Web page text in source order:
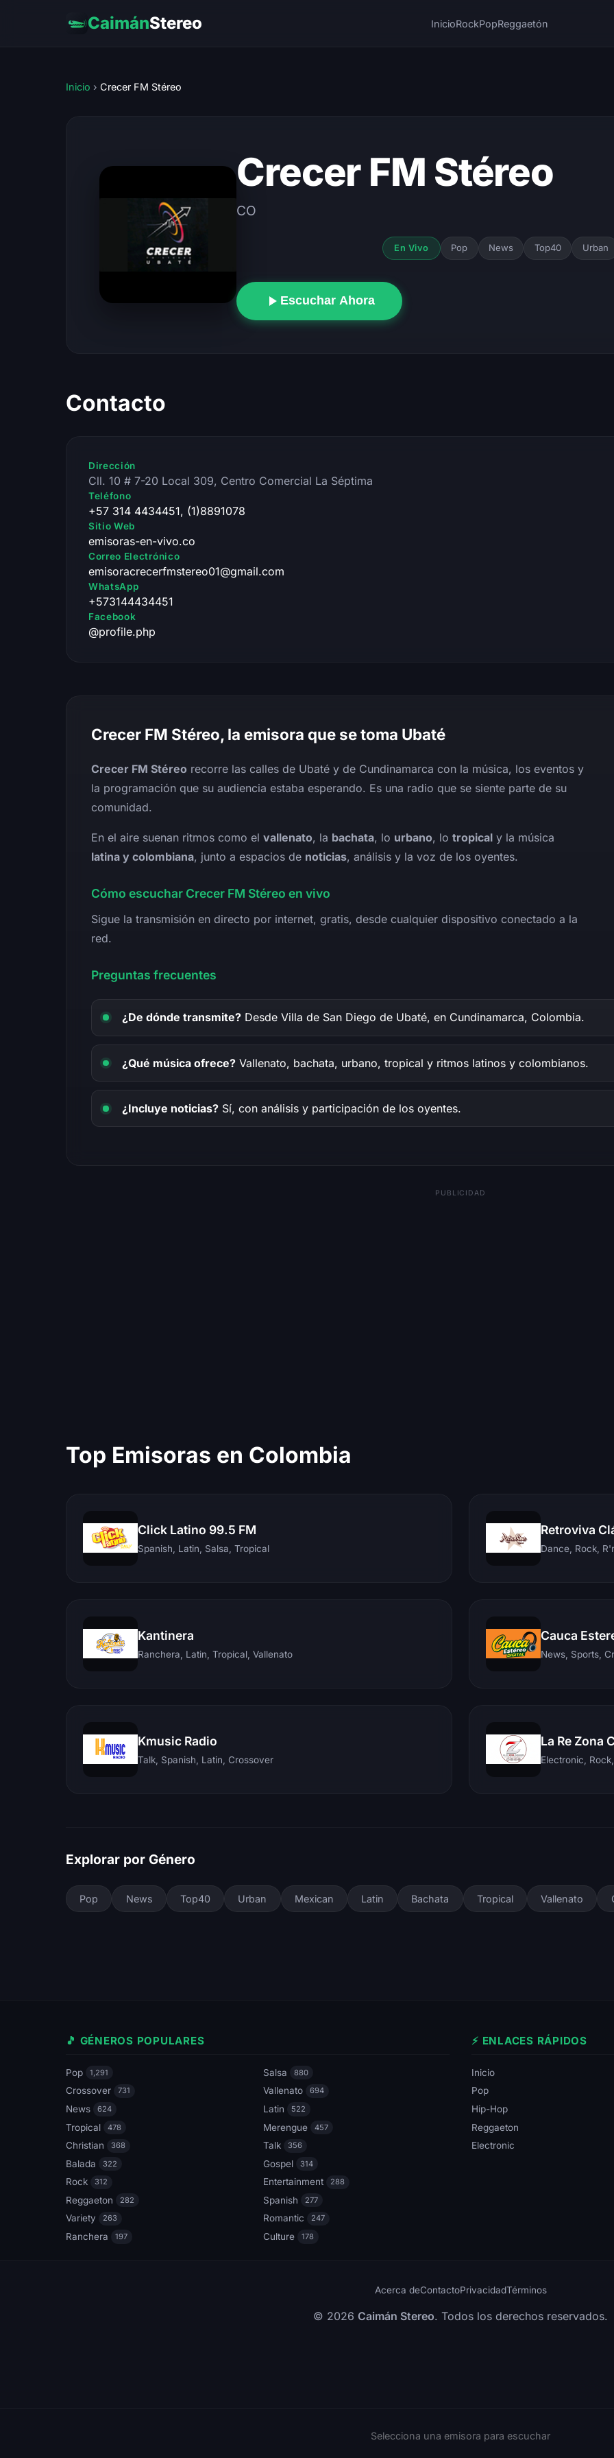
CaimánStereo InicioRockPopReggaetón
Inicio › Crecer FM Stéreo
Crecer FM Stéreo
CO
En Vivo Pop News Top40 Urban
Escuchar Ahora
Contacto
Dirección
Cll. 10 # 7-20 Local 309, Centro Comercial La Séptima
Teléfono
+57 314 4434451, (1)8891078
Sitio Web
emisoras-en-vivo.co
Correo Electrónico
emisoracrecerfmstereo01@gmail.com
WhatsApp
+573144434451
Facebook
@profile.php
Crecer FM Stéreo, la emisora que se toma Ubaté
Crecer FM Stéreo recorre las calles de Ubaté y de Cundinamarca con la música, los eventos y
la programación que su audiencia estaba esperando. Es una radio que se siente parte de su
comunidad.
En el aire suenan ritmos como el vallenato, la bachata, lo urbano, lo tropical y la música
latina y colombiana, junto a espacios de noticias, análisis y la voz de los oyentes.
Cómo escuchar Crecer FM Stéreo en vivo
Sigue la transmisión en directo por internet, gratis, desde cualquier dispositivo conectado a la
red.
Preguntas frecuentes
¿De dónde transmite? Desde Villa de San Diego de Ubaté, en Cundinamarca, Colombia.
¿Qué música ofrece? Vallenato, bachata, urbano, tropical y ritmos latinos y colombianos.
¿Incluye noticias? Sí, con análisis y participación de los oyentes.
PUBLICIDAD
Top Emisoras en Colombia
Click Latino 99.5 FM
Spanish, Latin, Salsa, Tropical
Retroviva
Dance, Rock,
Kantinera
Ranchera, Latin, Tropical, Vallenato
Cauca
News, Sports,
Kmusic Radio
Talk, Spanish, Latin, Crossover
La Re Zona
Explorar por Género
Pop News Top40 Urban Mexican Latin Bachata Tropical Vallenato
🎵 GÉNEROS POPULARES
Pop 1,291 Salsa 880
Crossover 731 Vallenato 694
News 624 Latin 522
Tropical 478 Merengue 457
Christian 368 Talk 356
Balada 322 Gospel 314
Rock 312 Entertainment 288
Reggaeton 282 Spanish 277
Variety 263 Romantic 247
Ranchera 197 Culture 178
⚡ ENLACES RÁPIDOS
Inicio
Pop
Hip-Hop
Reggaeton
Electronic
Acerca deContactoPrivacidadTérminos
© 2026 Caimán Stereo. Todos los derechos reservados.
Selecciona una emisora para escuchar